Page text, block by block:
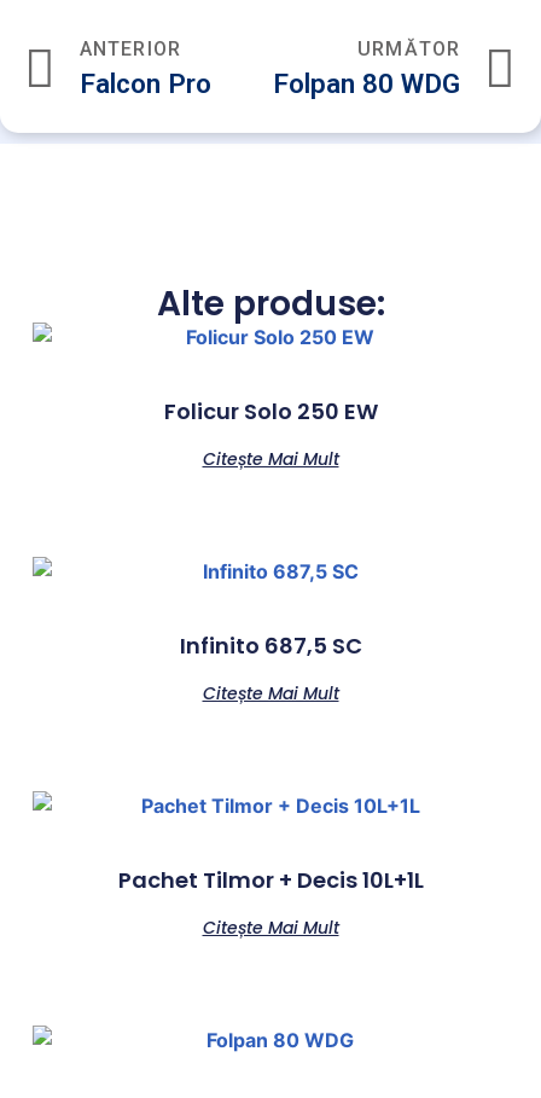
ANTERIOR
Falcon Pro
URMĂTOR
Folpan 80 WDG
Alte produse:
Folicur Solo 250 EW
Citește Mai Mult
Infinito 687,5 SC
Citește Mai Mult
Pachet Tilmor + Decis 10L+1L
Citește Mai Mult